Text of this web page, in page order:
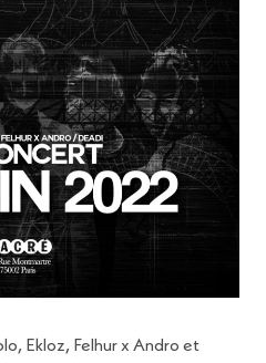
Ekloz, Felhur x Andro et